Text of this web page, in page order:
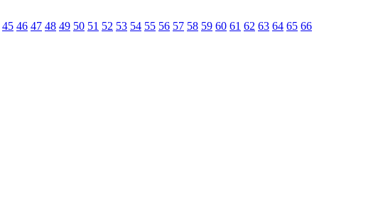
45 46 47 48 49 50 51 52 53 54 55 56 57 58 59 60 61 62 63 64 65 66